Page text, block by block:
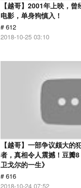
【越哥】2001年上映，
电影，单身狗慎入！
# 612
2018-10-25 03:10
【越哥】一部争议颇大的
者，真相令人震撼！豆瓣
卫戈尔的一生》
# 616
2018-10-24 07:52